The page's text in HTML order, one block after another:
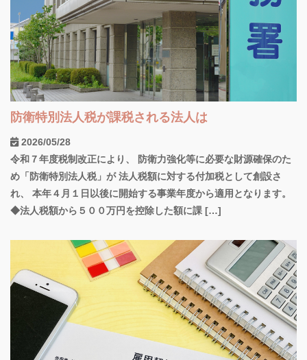
防衛特別法人税が課税される法人は
2026/05/28
令和７年度税制改正により、 防衛力強化等に必要な財源確保のた
め「防衛特別法人税」が 法人税額に対する付加税として創設さ
れ、 本年４月１日以後に開始する事業年度から適用となります。
◆法人税額から５００万円を控除した額に課 […]